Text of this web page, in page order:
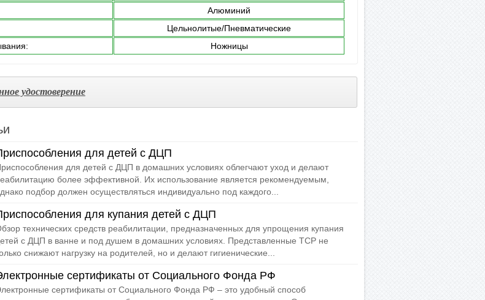
Алюминий
Цельнолитые/Пневматические
Ножницы
удостоверение
для детей с ДЦП
для детей с ДЦП в домашних условиях облегчают уход и делают
более эффективной. Их использование является рекомендуемым,
подбор должен осуществляться индивидуально под каждого...
для купания детей с ДЦП
технических средств реабилитации, предназначенных для упрощения купания
с ДЦП в ванне и под душем в домашних условиях. Представленные ТСР не
снижают нагрузку на родителей, но и делают гигиенические...
сертификаты от Социального Фонда РФ
сертификаты от Социального Фонда РФ – это удобный способ